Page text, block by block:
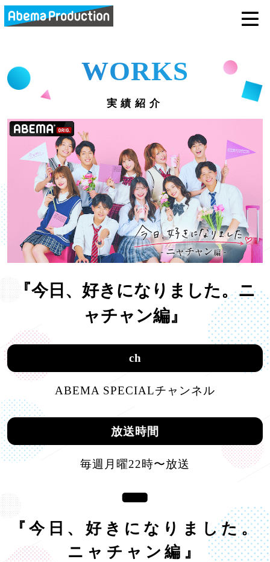
WORKS
実績紹介
『今日、好きになりました。ニ
ャチャン編』
ch
ABEMA SPECIALチャンネル
放送時間
毎週月曜22時〜放送
『今日、好きになりました。
ニャチャン編』